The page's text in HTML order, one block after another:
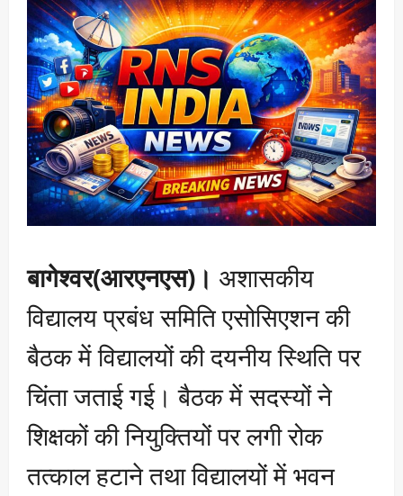
बागेश्वर(आरएनएस)। अशासकीय
विद्यालय प्रबंध समिति एसोसिएशन की
बैठक में विद्यालयों की दयनीय स्थिति पर
चिंता जताई गई। बैठक में सदस्यों ने
शिक्षकों की नियुक्तियों पर लगी रोक
तत्काल हटाने तथा विद्यालयों में भवन